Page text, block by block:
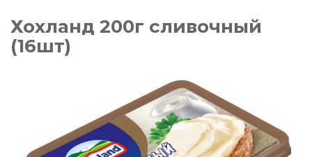
Хохланд 200г сливочный
(16шт)